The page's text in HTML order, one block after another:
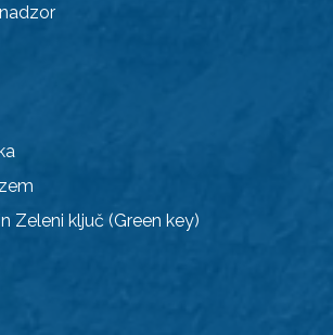
Zeleni ključ (Green key)